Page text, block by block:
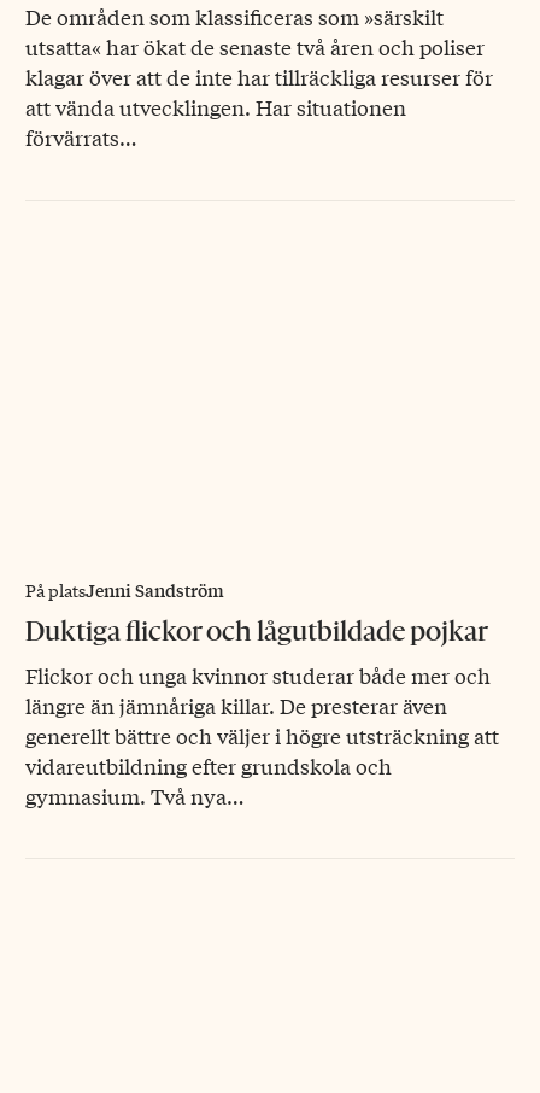
De områden som klassificeras som »särskilt
utsatta« har ökat de senaste två åren och poliser
klagar över att de inte har tillräckliga resurser för
att vända utvecklingen. Har situationen
förvärrats…
På platsJenni Sandström
Duktiga flickor och lågutbildade pojkar
Flickor och unga kvinnor studerar både mer och
längre än jämnåriga killar. De presterar även
generellt bättre och väljer i högre utsträckning att
vidareutbildning efter grundskola och
gymnasium. Två nya…